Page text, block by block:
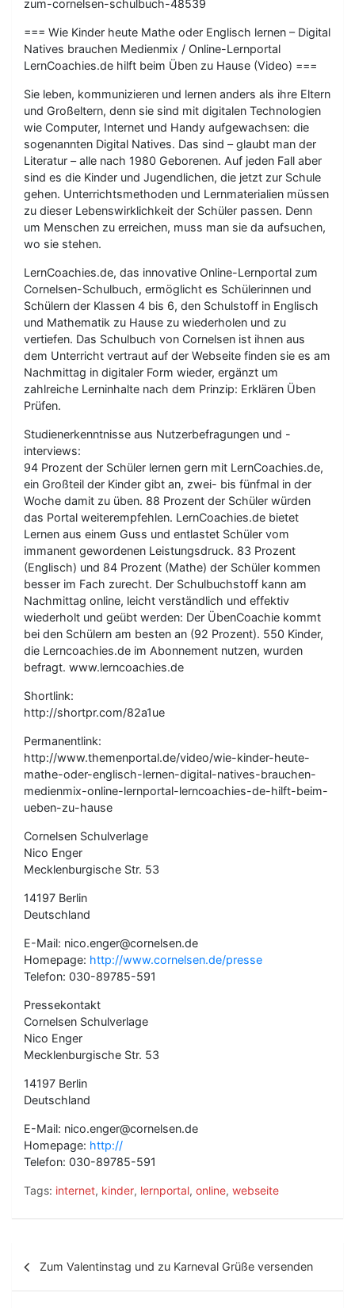
zum-cornelsen-schulbuch-48539
=== Wie Kinder heute Mathe oder Englisch lernen – Digital
Natives brauchen Medienmix / Online-Lernportal
LernCoachies.de hilft beim Üben zu Hause (Video) ===
Sie leben, kommunizieren und lernen anders als ihre Eltern
und Großeltern, denn sie sind mit digitalen Technologien
wie Computer, Internet und Handy aufgewachsen: die
sogenannten Digital Natives. Das sind – glaubt man der
Literatur – alle nach 1980 Geborenen. Auf jeden Fall aber
sind es die Kinder und Jugendlichen, die jetzt zur Schule
gehen. Unterrichtsmethoden und Lernmaterialien müssen
zu dieser Lebenswirklichkeit der Schüler passen. Denn
um Menschen zu erreichen, muss man sie da aufsuchen,
wo sie stehen.
LernCoachies.de, das innovative Online-Lernportal zum
Cornelsen-Schulbuch, ermöglicht es Schülerinnen und
Schülern der Klassen 4 bis 6, den Schulstoff in Englisch
und Mathematik zu Hause zu wiederholen und zu
vertiefen. Das Schulbuch von Cornelsen ist ihnen aus
dem Unterricht vertraut auf der Webseite finden sie es am
Nachmittag in digitaler Form wieder, ergänzt um
zahlreiche Lerninhalte nach dem Prinzip: Erklären Üben
Prüfen.
Studienerkenntnisse aus Nutzerbefragungen und -
interviews:
94 Prozent der Schüler lernen gern mit LernCoachies.de,
ein Großteil der Kinder gibt an, zwei- bis fünfmal in der
Woche damit zu üben. 88 Prozent der Schüler würden
das Portal weiterempfehlen. LernCoachies.de bietet
Lernen aus einem Guss und entlastet Schüler vom
immanent gewordenen Leistungsdruck. 83 Prozent
(Englisch) und 84 Prozent (Mathe) der Schüler kommen
besser im Fach zurecht. Der Schulbuchstoff kann am
Nachmittag online, leicht verständlich und effektiv
wiederholt und geübt werden: Der ÜbenCoachie kommt
bei den Schülern am besten an (92 Prozent). 550 Kinder,
die Lerncoachies.de im Abonnement nutzen, wurden
befragt. www.lerncoachies.de
Shortlink:
http://shortpr.com/82a1ue
Permanentlink:
http://www.themenportal.de/video/wie-kinder-heute-
mathe-oder-englisch-lernen-digital-natives-brauchen-
medienmix-online-lernportal-lerncoachies-de-hilft-beim-
ueben-zu-hause
Cornelsen Schulverlage
Nico Enger
Mecklenburgische Str. 53
14197 Berlin
Deutschland
E-Mail: nico.enger@cornelsen.de
Homepage: http://www.cornelsen.de/presse
Telefon: 030-89785-591
Pressekontakt
Cornelsen Schulverlage
Nico Enger
Mecklenburgische Str. 53
14197 Berlin
Deutschland
E-Mail: nico.enger@cornelsen.de
Homepage: http://
Telefon: 030-89785-591
Tags: internet, kinder, lernportal, online, webseite
Zum Valentinstag und zu Karneval Grüße versenden